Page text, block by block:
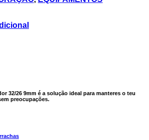
32/26 9mm é a solução ideal para manteres o teu
preocupações.